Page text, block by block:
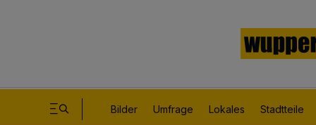
Bilder Umfrage Lokales Stadtteile